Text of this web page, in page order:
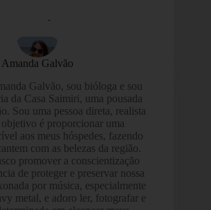
Amanda Galvão
Galvão, sou bióloga e sou
da Casa Saimiri, uma pousada
Sou uma pessoa direta, realista
é proporcionar uma
aos meus hóspedes, fazendo
com as belezas da região.
promover a conscientização
de proteger e preservar nossa
por música, especialmente
metal, e adoro ler, fotografar e